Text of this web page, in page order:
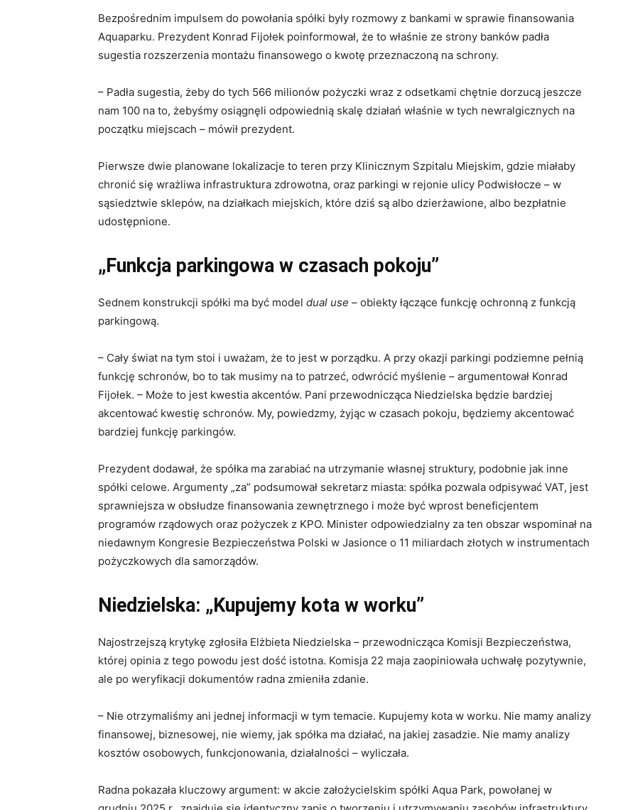
Bezpośrednim impulsem do powołania spółki były rozmowy z bankami w sprawie finansowania
Aquaparku. Prezydent Konrad Fijołek poinformował, że to właśnie ze strony banków padła
sugestia rozszerzenia montażu finansowego o kwotę przeznaczoną na schrony.
– Padła sugestia, żeby do tych 566 milionów pożyczki wraz z odsetkami chętnie dorzucą jeszcze
nam 100 na to, żebyśmy osiągnęli odpowiednią skalę działań właśnie w tych newralgicznych na
początku miejscach – mówił prezydent.
Pierwsze dwie planowane lokalizacje to teren przy Klinicznym Szpitalu Miejskim, gdzie miałaby
chronić się wrażliwa infrastruktura zdrowotna, oraz parkingi w rejonie ulicy Podwisłocze – w
sąsiedztwie sklepów, na działkach miejskich, które dziś są albo dzierżawione, albo bezpłatnie
udostępnione.
„Funkcja parkingowa w czasach pokoju”
Sednem konstrukcji spółki ma być model dual use – obiekty łączące funkcję ochronną z funkcją
parkingową.
– Cały świat na tym stoi i uważam, że to jest w porządku. A przy okazji parkingi podziemne pełnią
funkcję schronów, bo to tak musimy na to patrzeć, odwrócić myślenie – argumentował Konrad
Fijołek. – Może to jest kwestia akcentów. Pani przewodnicząca Niedzielska będzie bardziej
akcentować kwestię schronów. My, powiedzmy, żyjąc w czasach pokoju, będziemy akcentować
bardziej funkcję parkingów.
Prezydent dodawał, że spółka ma zarabiać na utrzymanie własnej struktury, podobnie jak inne
spółki celowe. Argumenty „za” podsumował sekretarz miasta: spółka pozwala odpisywać VAT, jest
sprawniejsza w obsłudze finansowania zewnętrznego i może być wprost beneficjentem
programów rządowych oraz pożyczek z KPO. Minister odpowiedzialny za ten obszar wspominał na
niedawnym Kongresie Bezpieczeństwa Polski w Jasionce o 11 miliardach złotych w instrumentach
pożyczkowych dla samorządów.
Niedzielska: „Kupujemy kota w worku”
Najostrzejszą krytykę zgłosiła Elżbieta Niedzielska – przewodnicząca Komisji Bezpieczeństwa,
której opinia z tego powodu jest dość istotna. Komisja 22 maja zaopiniowała uchwałę pozytywnie,
ale po weryfikacji dokumentów radna zmieniła zdanie.
– Nie otrzymaliśmy ani jednej informacji w tym temacie. Kupujemy kota w worku. Nie mamy analizy
finansowej, biznesowej, nie wiemy, jak spółka ma działać, na jakiej zasadzie. Nie mamy analizy
kosztów osobowych, funkcjonowania, działalności – wyliczała.
Radna pokazała kluczowy argument: w akcie założycielskim spółki Aqua Park, powołanej w